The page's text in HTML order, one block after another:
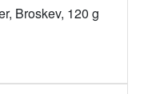
Broskev, 120 g